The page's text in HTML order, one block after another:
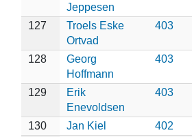
Jeppesen
127
Troels Eske
Ortvad
403
128
Georg
Hoffmann
403
129
Erik
Enevoldsen
403
130 Jan Kiel
402